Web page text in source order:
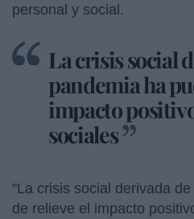
personal y social.
La crisis social
pandemia ha
impacto
sociales
"La crisis social derivada
de relieve el impacto